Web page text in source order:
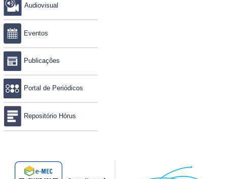
Audiovisual
Eventos
Publicações
Portal de Periódicos
Repositório Hórus